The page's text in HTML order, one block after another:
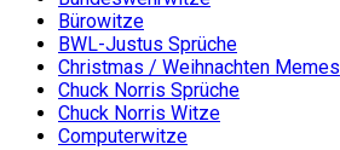
Bürowitze
BWL-Justus Sprüche
Christmas / Weihnachten Memes
Chuck Norris Sprüche
Chuck Norris Witze
Computerwitze